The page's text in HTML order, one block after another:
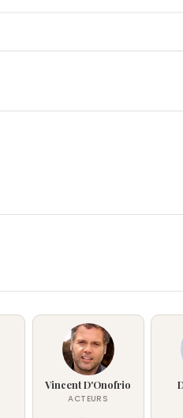
Vincent D'Onofrio
ACTEURS